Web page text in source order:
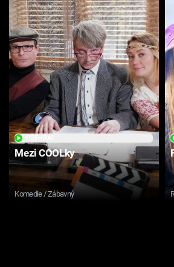
Mezi COOLky
Komedie / Zábavný